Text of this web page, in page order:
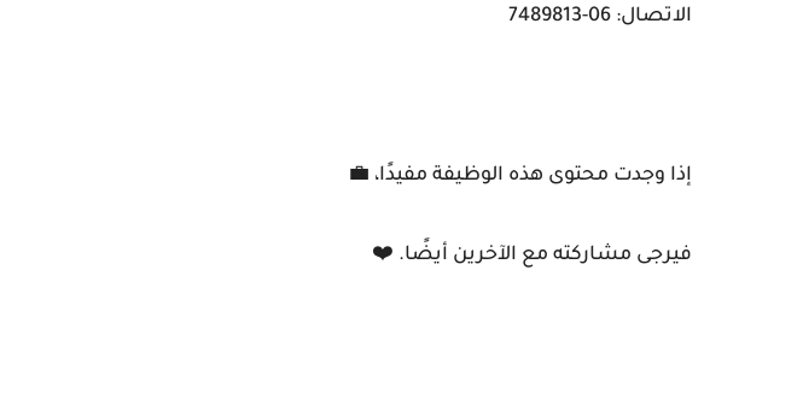
الاتصال: 06-7489813
إذا وجدت محتوى هذه الوظيفة مفيدًا، 💼
فيرجى مشاركته مع الآخرين أيضًا. ❤️